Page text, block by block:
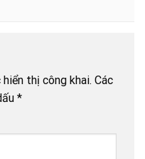
thị công khai. Các
*